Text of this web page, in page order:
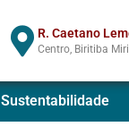
R. Caetano
Centro, Biritiba
Sustentabilidade